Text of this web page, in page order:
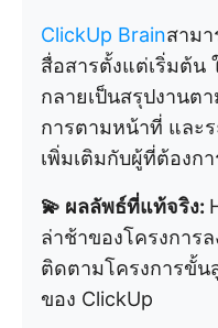
ClickUp Brainสาม
สื่อสารตั้งแต่เริ่มต้น
กลายเป็นสรุปงานต
การตามหน้าที่ และ
เพิ่มเติมกับผู้ที่ต้องก
💫 ผลลัพธ์ที่แท้จริง:
ล่าช้าของโครงการ
ติดตามโครงการขั้น
ของ ClickUp